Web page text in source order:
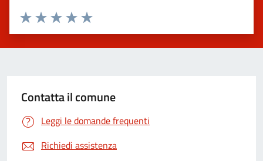
Valuta 5 stelle su 5
Valuta 4 stelle su 5
Valuta 3 stelle su 5
Valuta 2 stelle su 5
Valuta 1 stelle su 5
Contatta il comune
Leggi le domande frequenti
Richiedi assistenza